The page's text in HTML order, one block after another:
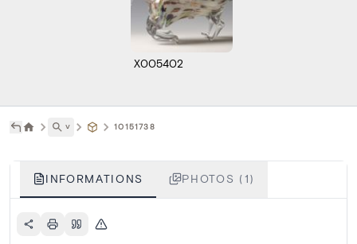
X005402
˅ 10151738
INFORMATIONS PHOTOS (1)